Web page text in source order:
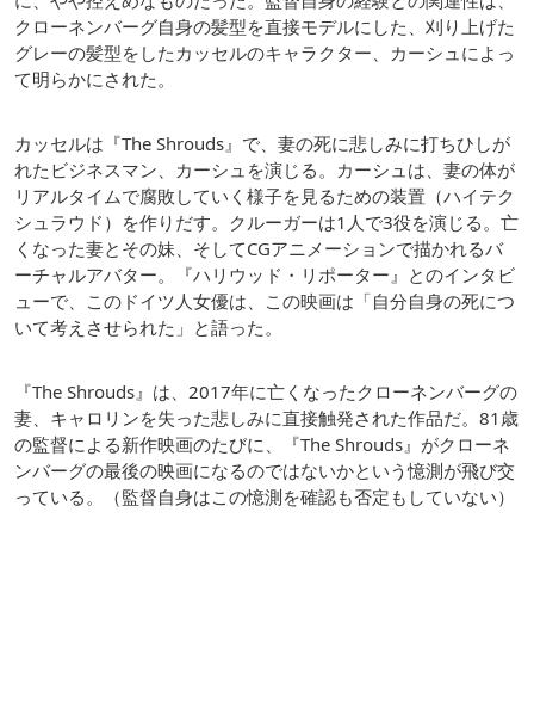
クローネンバーグ自身の髪型を直接モデルにした、刈り上げた
グレーの髪型をしたカッセルのキャラクター、カーシュによっ
て明らかにされた。
カッセルは『The Shrouds』で、妻の死に悲しみに打ちひしが
れたビジネスマン、カーシュを演じる。カーシュは、妻の体が
リアルタイムで腐敗していく様子を見るための装置（ハイテク
シュラウド）を作りだす。クルーガーは1人で3役を演じる。亡
くなった妻とその妹、そしてCGアニメーションで描かれるバ
ーチャルアバター。『ハリウッド・リポーター』とのインタビ
ューで、このドイツ人女優は、この映画は「自分自身の死につ
いて考えさせられた」と語った。
『The Shrouds』は、2017年に亡くなったクローネンバーグの
妻、キャロリンを失った悲しみに直接触発された作品だ。81歳
の監督による新作映画のたびに、『The Shrouds』がクローネ
ンバーグの最後の映画になるのではないかという憶測が飛び交
っている。（監督自身はこの憶測を確認も否定もしていない）